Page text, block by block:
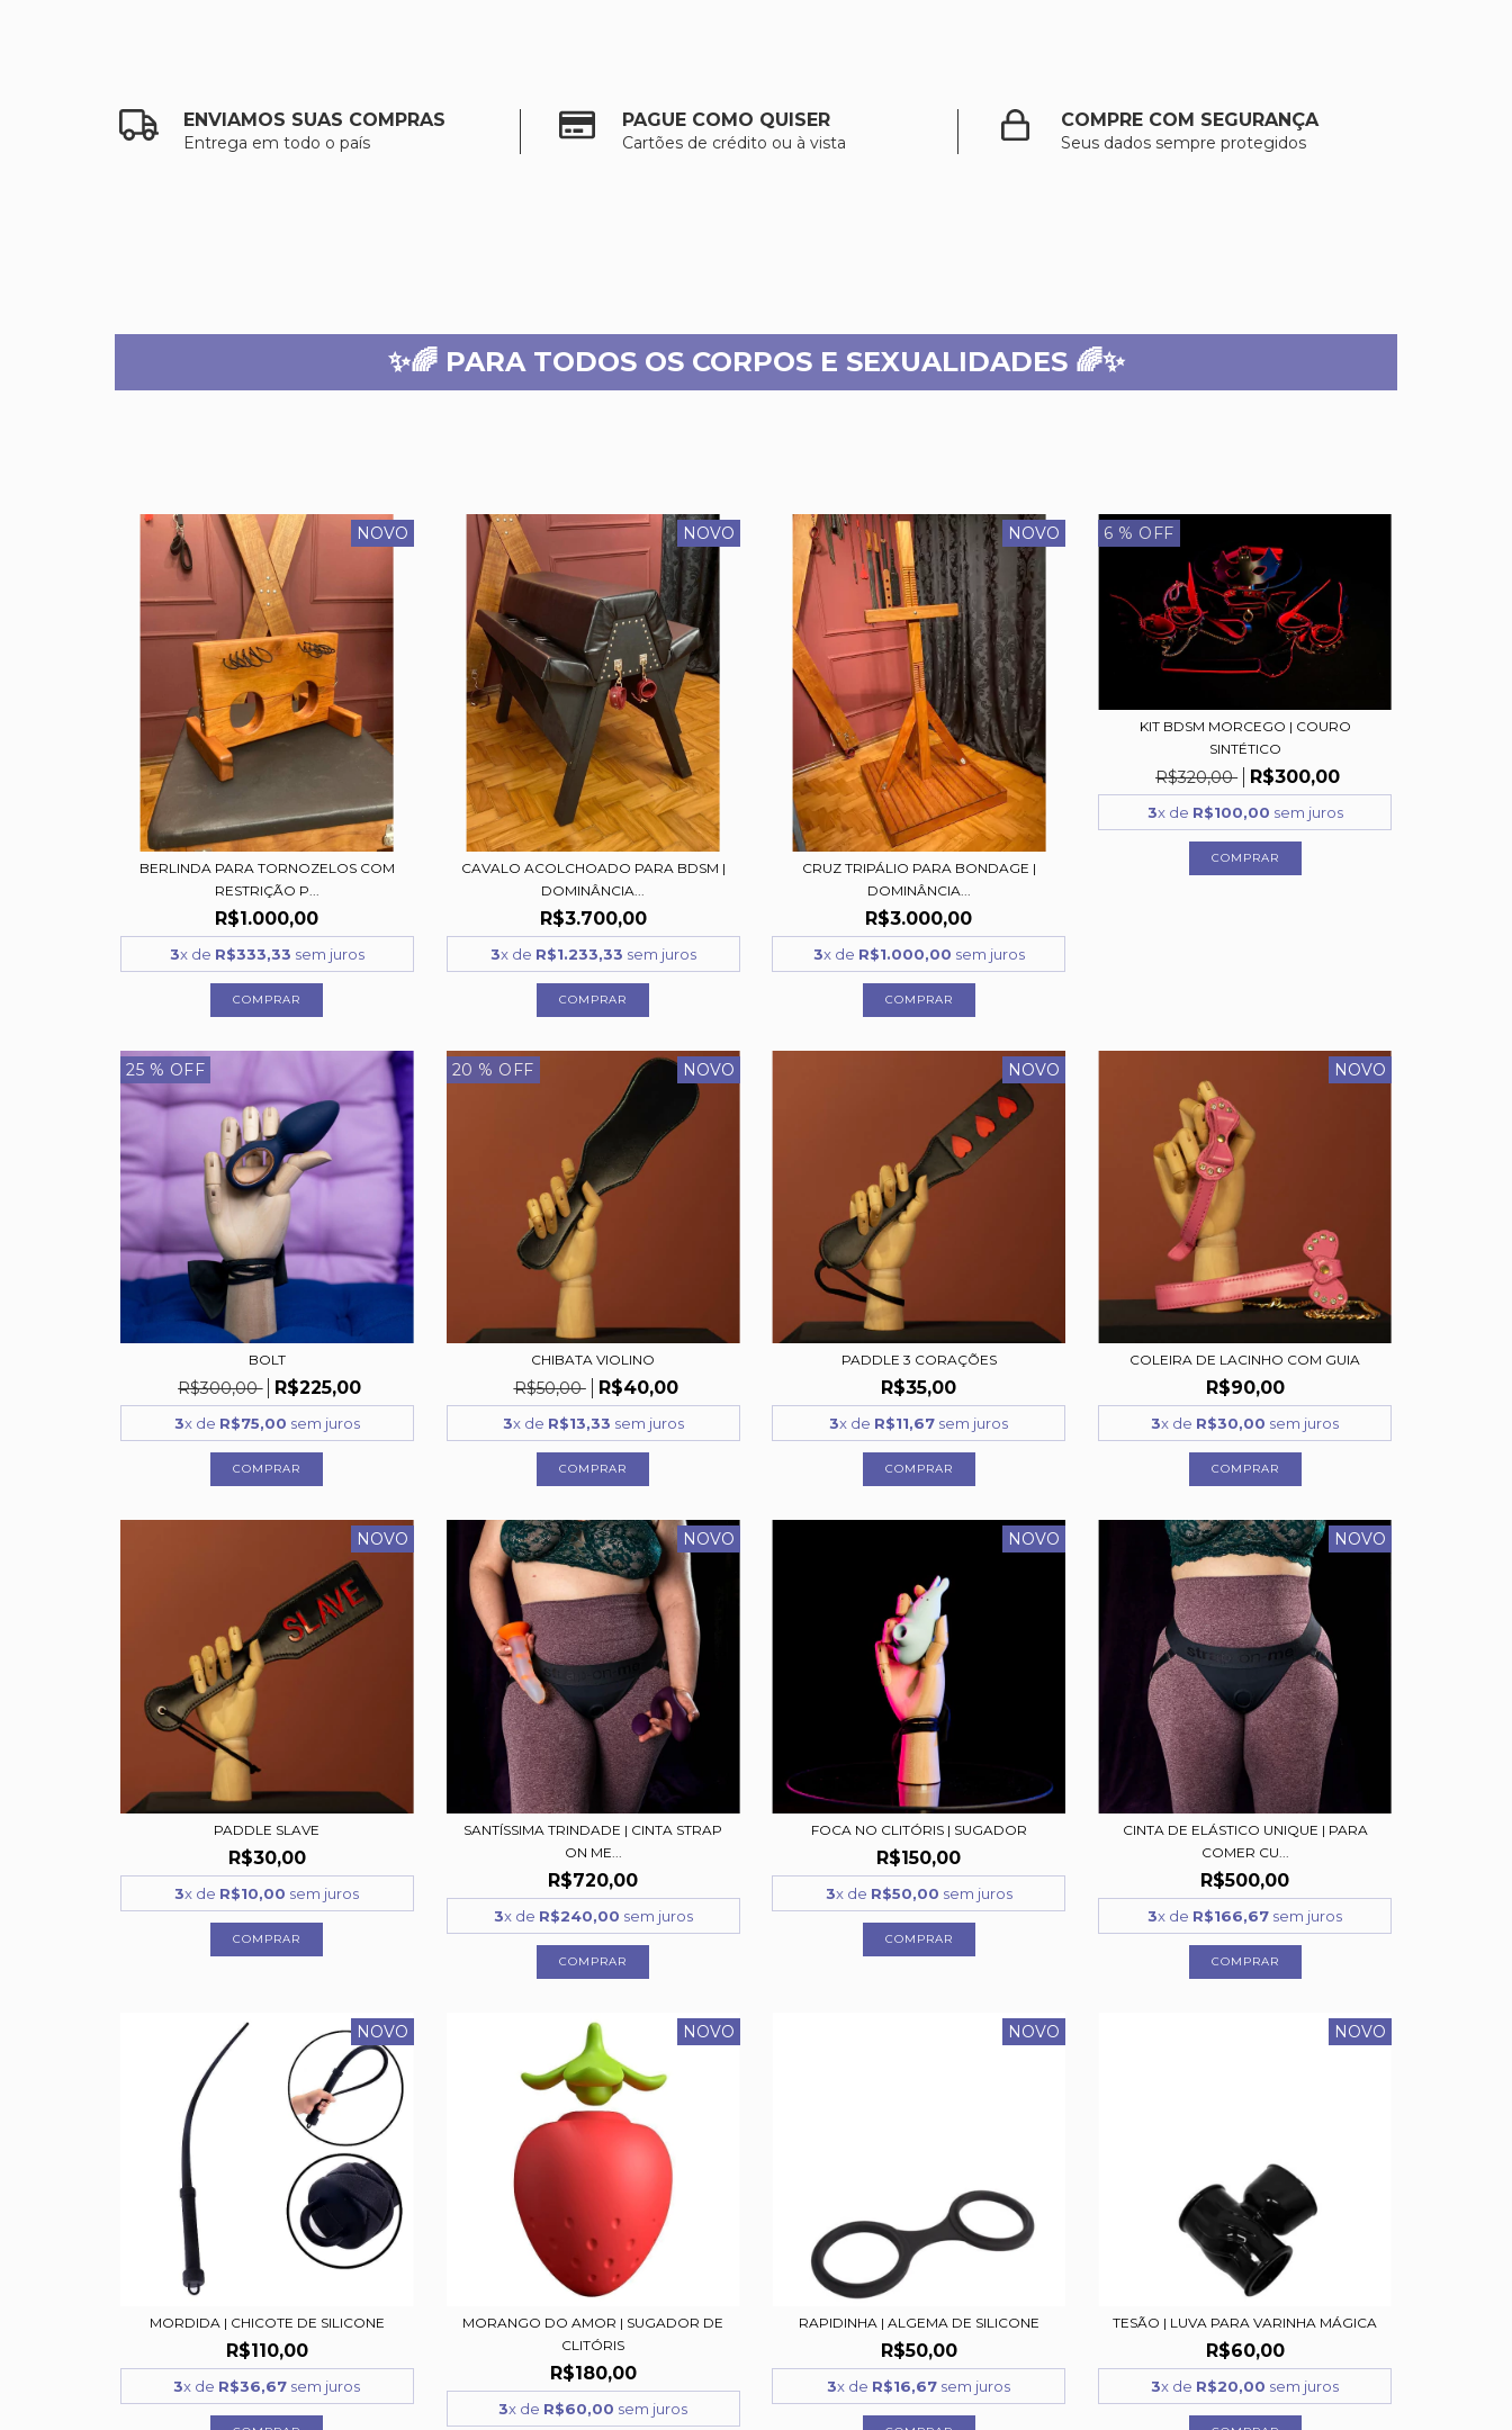
ENVIAMOS SUAS COMPRAS
Entrega em todo o país
PAGUE COMO QUISER
Cartões de crédito ou à vista
COMPRE COM SEGURANÇA
Seus dados sempre protegidos
✨🌈 PARA TODOS OS CORPOS E SEXUALIDADES 🌈✨
NOVO
BERLINDA PARA TORNOZELOS COM
RESTRIÇÃO P...
R$1.000,00
3x de R$333,33 sem juros
NOVO
CAVALO ACOLCHOADO PARA BDSM |
DOMINÂNCIA...
R$3.700,00
3x de R$1.233,33 sem juros
COMPRAR
NOVO
CRUZ TRIPÁLIO PARA BONDAGE |
DOMINÂNCIA...
R$3.000,00
3x de R$1.000,00 sem juros
COMPRAR
6 % OFF
KIT BDSM MORCEGO | COURO
SINTÉTICO
R$320,00 R$300,00
3x de R$100,00 sem juros
25 % OFF
BOLT
R$300,00 R$225,00
3x de R$75,00 sem juros
20 % OFF NOVO
CHIBATA VIOLINO
R$50,00 R$40,00
3x de R$13,33 sem juros
NOVO
PADDLE 3 CORAÇÕES
R$35,00
3x de R$11,67 sem juros
NOVO
COLEIRA DE LACINHO COM GUIA
R$90,00
3x de R$30,00 sem juros
COMPRAR
NOVO
PADDLE SLAVE
R$30,00
3x de R$10,00 sem juros
NOVO
SANTÍSSIMA TRINDADE | CINTA STRAP
ON ME...
R$720,00
3x de R$240,00 sem juros
COMPRAR
NOVO
FOCA NO CLITÓRIS | SUGADOR
R$150,00
3x de R$50,00 sem juros
NOVO
CINTA DE ELÁSTICO UNIQUE | PARA
COMER CU...
R$500,00
3x de R$166,67 sem juros
COMPRAR
NOVO
MORDIDA | CHICOTE DE SILICONE
R$110,00
3x de R$36,67 sem juros
NOVO
MORANGO DO AMOR | SUGADOR DE
CLITÓRIS
R$180,00
3x de R$60,00 sem juros
NOVO
RAPIDINHA | ALGEMA DE SILICONE
R$50,00
3x de R$16,67 sem juros
NOVO
TESÃO | LUVA PARA VARINHA MÁGICA
R$60,00
3x de R$20,00 sem juros